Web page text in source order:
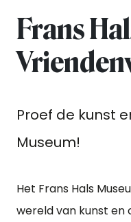
Frans
Proef de kunst
Museum!
Het Frans Hals
wereld van kunst en